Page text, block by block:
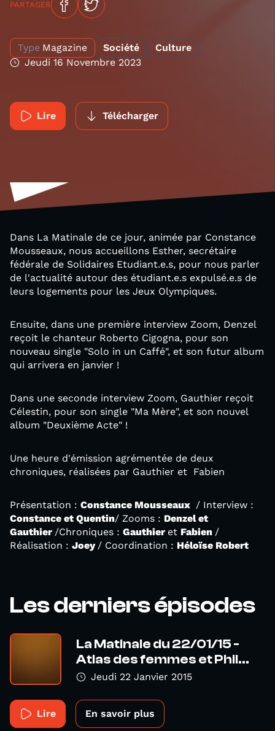
PARTAGER
Type Magazine Société
Culture
Jeudi 16 Novembre 2023
Lire Télécharger
Dans La Matinale de ce jour, animée par Constance
Mousseaux, nous accueillons Esther, secrétaire
fédérale de Solidaires Etudiant.e.s, pour nous parler
de l'actualité autour des étudiant.e.s expulsé.e.s de
leurs logements pour les Jeux Olympiques.
Ensuite, dans une première interview Zoom, Denzel
reçoit le chanteur Roberto Cigogna, pour son
nouveau single "Solo in un Caffé", et son futur album
qui arrivera en janvier !
Dans une seconde interview Zoom, Gauthier reçoit
Célestin, pour son single "Ma Mère", et son nouvel
album "Deuxième Acte" !
Une heure d'émission agrémentée de deux
chroniques, réalisées par Gauthier et Fabien
Présentation : Constance Mousseaux / Interview :
Constance et Quentin/ Zooms : Denzel et
Gauthier /Chroniques : Gauthier et Fabien /
Réalisation : Joey / Coordination : Héloïse Robert
Les derniers épisodes
La Matinale du 22/01/15 -
Atlas des femmes et Phil...
Jeudi 22 Janvier 2015
Lire En savoir plus